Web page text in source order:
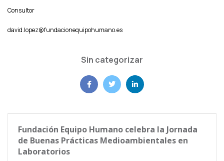
Consultor
david.lopez@fundacionequipohumano.es
Sin categorizar
Fundación Equipo Humano celebra la Jornada
de Buenas Prácticas Medioambientales en
Laboratorios